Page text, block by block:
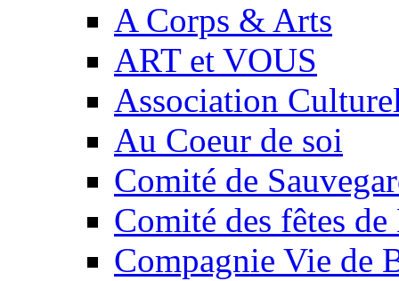
A Corps & Arts
ART et VOUS
Association
Au Coeur de soi
Comité de
Comité des fêtes
Compagnie Vie de